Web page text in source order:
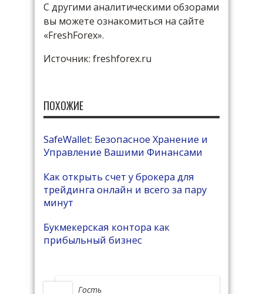
С другими аналитическими обзорами
вы можете ознакомиться на сайте
«FreshForex».
Источник: freshforex.ru
ПОХОЖИЕ
SafeWallet: Безопасное Хранение и
Управление Вашими Финансами
Как открыть счет у брокера для
трейдинга онлайн и всего за пару
минут
Букмекерская контора как
прибыльный бизнес
Гость